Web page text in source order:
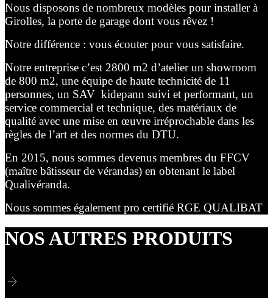
Nous disposons de nombreux modèles pour installer à
Girolles, la porte de garage dont vous rêvez !
Notre différence : vous écouter pour vous satisfaire.
Notre entreprise c’est 2800 m2 d’atelier un showroom
de 800 m2, une équipe de haute technicité de 11
personnes, un SAV kidepann suivi et performant, un
service commercial et technique, des matériaux de
qualité avec une mise en œuvre irréprochable dans les
règles de l’art et des normes du DTU.
En 2015, nous sommes devenus membres du FFCV
(maître bâtisseur de vérandas) en obtenant le label
Qualivéranda.
Nous sommes également pro certifié RGE QUALIBAT
NOS AUTRES PRODUITS